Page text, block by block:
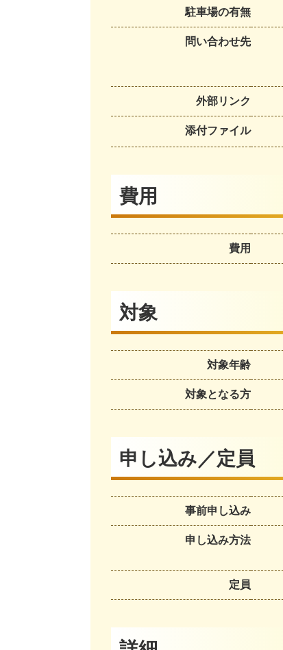
駐車場の有無
問い合わせ先
外部リンク
添付ファイル
費用
費用
対象
対象年齢
対象となる方
申し込み／定員
事前申し込み
申し込み方法
定員